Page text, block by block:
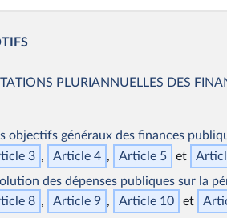
PLURIANNUELLES DES
objectifs généraux des finances
3 Article 4 Article 5
des dépenses publiques sur la
8 Article 9 Article 10